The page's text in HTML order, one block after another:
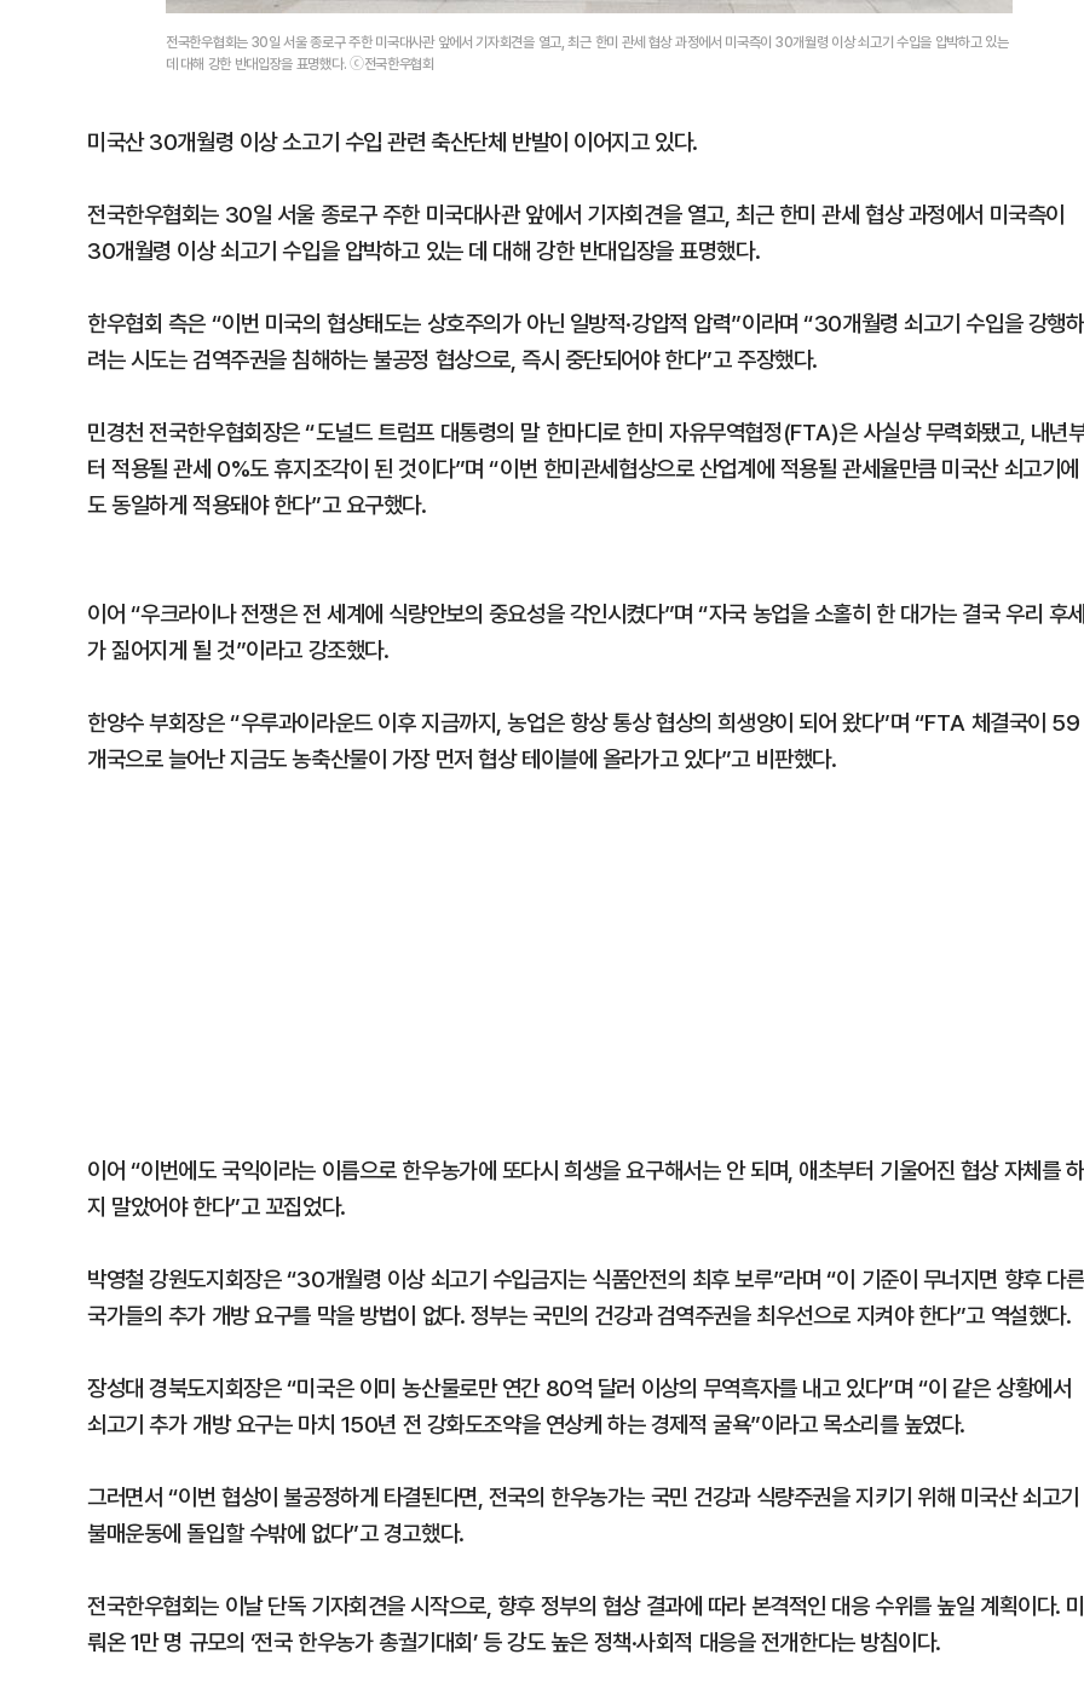
전국한우협회는 30일 서울 종로구 주한 미국대사관 앞에서 기자회견을 열고, 최근 한미 관세 협상 과정에서 미국측이 30개월령 이상 쇠고기 수입을 압박하고 있는
데 대해 강한 반대입장을 표명했다. ⓒ전국한우협회
미국산 30개월령 이상 소고기 수입 관련 축산단체 반발이 이어지고 있다.
전국한우협회는 30일 서울 종로구 주한 미국대사관 앞에서 기자회견을 열고, 최근 한미 관세 협상 과정에서 미국측이
30개월령 이상 쇠고기 수입을 압박하고 있는 데 대해 강한 반대입장을 표명했다.
한우협회 측은 “이번 미국의 협상태도는 상호주의가 아닌 일방적·강압적 압력”이라며 “30개월령 쇠고기 수입을 강행하
려는 시도는 검역주권을 침해하는 불공정 협상으로, 즉시 중단되어야 한다”고 주장했다.
민경천 전국한우협회장은 “도널드 트럼프 대통령의 말 한마디로 한미 자유무역협정(FTA)은 사실상 무력화됐고, 내년
터 적용될 관세 0%도 휴지조각이 된 것이다”며 “이번 한미관세협상으로 산업계에 적용될 관세율만큼 미국산 쇠고기에
도 동일하게 적용돼야 한다”고 요구했다.
이어 “우크라이나 전쟁은 전 세계에 식량안보의 중요성을 각인시켰다”며 “자국 농업을 소홀히 한 대가는 결국 우리 후
가 짊어지게 될 것”이라고 강조했다.
한양수 부회장은 “우루과이라운드 이후 지금까지, 농업은 항상 통상 협상의 희생양이 되어 왔다”며 “FTA 체결국이 59
개국으로 늘어난 지금도 농축산물이 가장 먼저 협상 테이블에 올라가고 있다”고 비판했다.
이어 “이번에도 국익이라는 이름으로 한우농가에 또다시 희생을 요구해서는 안 되며, 애초부터 기울어진 협상 자체를 하
지 말았어야 한다”고 꼬집었다.
박영철 강원도지회장은 “30개월령 이상 쇠고기 수입금지는 식품안전의 최후 보루”라며 “이 기준이 무너지면 향후 다른
국가들의 추가 개방 요구를 막을 방법이 없다. 정부는 국민의 건강과 검역주권을 최우선으로 지켜야 한다”고 역설했다.
장성대 경북도지회장은 “미국은 이미 농산물로만 연간 80억 달러 이상의 무역흑자를 내고 있다”며 “이 같은 상황에서
쇠고기 추가 개방 요구는 마치 150년 전 강화도조약을 연상케 하는 경제적 굴욕”이라고 목소리를 높였다.
그러면서 “이번 협상이 불공정하게 타결된다면, 전국의 한우농가는 국민 건강과 식량주권을 지키기 위해 미국산 쇠고기
불매운동에 돌입할 수밖에 없다”고 경고했다.
전국한우협회는 이날 단독 기자회견을 시작으로, 향후 정부의 협상 결과에 따라 본격적인 대응 수위를 높일 계획이다.
뤄온 1만 명 규모의 ‘전국 한우농가 총궐기대회’ 등 강도 높은 정책·사회적 대응을 전개한다는 방침이다.